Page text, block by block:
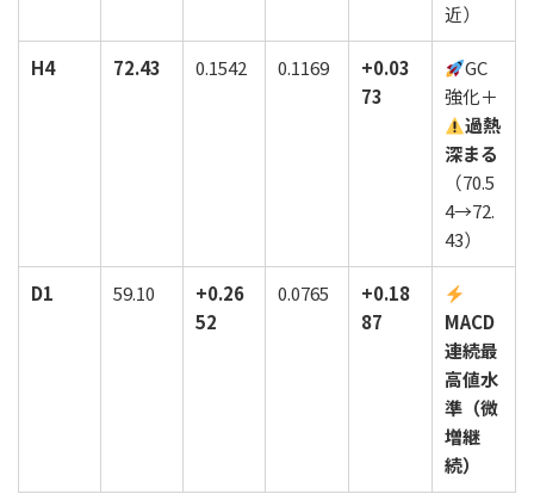
近）
H4 72.43 0.1542 0.1169
+0.03
73
GC
強化＋
過熱
深まる
（70.5
4→72.
43）
D1 59.10
+0.26
52
0.0765
+0.18
87
MACD
連続最
高値水
準（微
増継
続）